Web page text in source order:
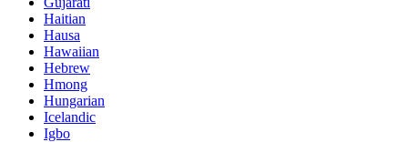
Haitian
Hausa
Hawaiian
Hebrew
Hmong
Hungarian
Icelandic
Igbo